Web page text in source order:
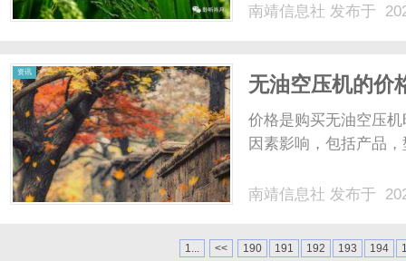
南靖信息社 发布于
资讯
无油空压机的价
价格是购买无油空压
因素影响，包括产品
南靖信息社 发布于
1... << 190 191 192 193 194